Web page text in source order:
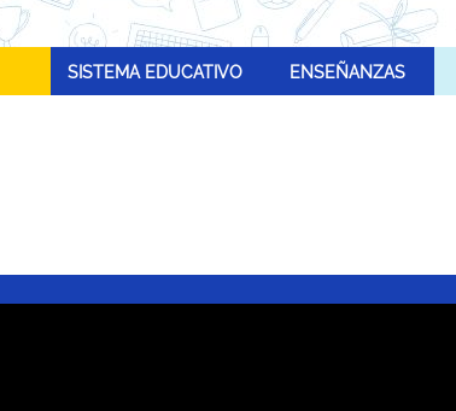
SISTEMA EDUCATIVO ENSEÑANZAS